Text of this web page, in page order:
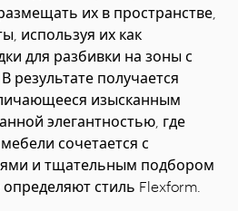
их в пространстве,
используя их как
для разбивки на зоны с
получается
изысканным
элегантностью, где
сочетается с
и тщательным подбором
стиль Flexform.